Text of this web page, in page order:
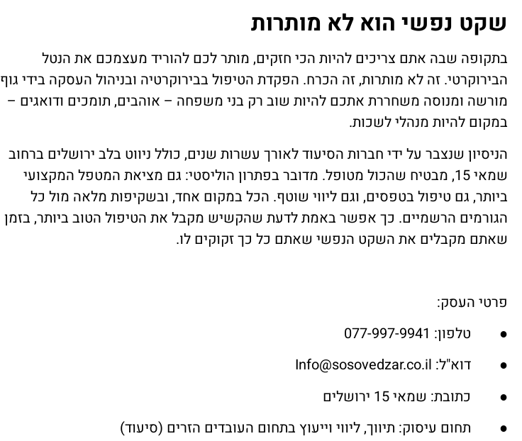
שקט נפשי הוא לא מותרות
בתקופה שבה אתם צריכים להיות הכי חזקים, מותר לכם להוריד מעצמכם את הנטל
הבירוקרטי. זה לא מותרות, זה הכרח. הפקדת הטיפול בבירוקרטיה ובניהול העסקה בידי גוף
מורשה ומנוסה משחררת אתכם להיות שוב רק בני משפחה – אוהבים, תומכים ודואגים –
במקום להיות מנהלי לשכות.
הניסיון שנצבר על ידי חברות הסיעוד לאורך עשרות שנים, כולל ניווט בלב ירושלים ברחוב
שמאי 15, מבטיח שהכול מטופל. מדובר בפתרון הוליסטי: גם מציאת המטפל המקצועי
ביותר, גם טיפול בטפסים, וגם ליווי שוטף. הכל במקום אחד, ובשקיפות מלאה מול כל
הגורמים הרשמיים. כך אפשר באמת לדעת שהקשיש מקבל את הטיפול הטוב ביותר, בזמן
שאתם מקבלים את השקט הנפשי שאתם כל כך זקוקים לו.
פרטי העסק:
●
טלפון:
●
דוא"ל: Info@sosovedzar.co.il
●
כתובת: שמאי 15 ירושלים
●
תחום עיסוק: תיווך, ליווי וייעוץ בתחום העובדים הזרים (סיעוד)